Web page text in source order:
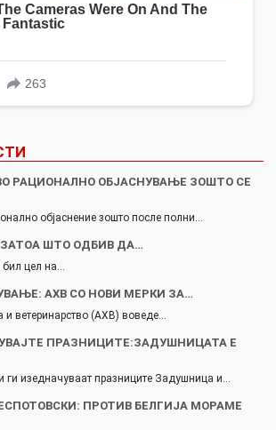
РАЦИОНАЛНО ОБЈАСНУВАЊЕ ЗОШТО СЕ
објаснение зошто после полни…
ЗАТОА ШТО ОДБИВ ДА…
бил цел на…
АХВ СО НОВИ МЕРКИ ЗА…
и ветеринарство (АХВ) воведе…
ПРАЗНИЦИТЕ:ЗАДУШНИЦАТА Е
ги изедначуваат празниците Задушница и…
ПРОТИВ БЕЛГИЈА МОРАМЕ